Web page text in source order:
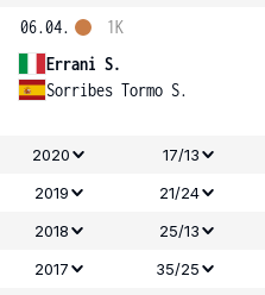
06.04.
Errani S.
Sorribes Tormo S.
1K
2020 17/13
2019
21/24
2018
25/13
2017
35/25